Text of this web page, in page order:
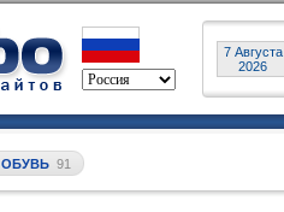
7 Августа
2026
ОБУВЬ 91